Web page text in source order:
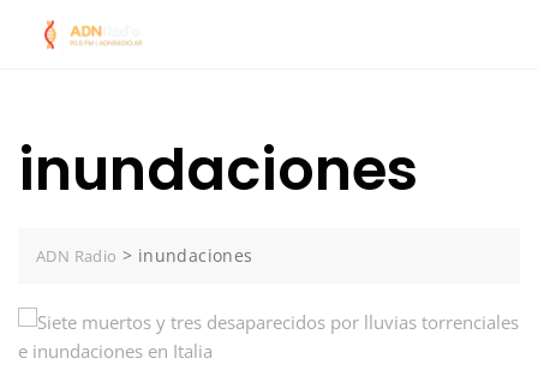
inundaciones
ADN Radio > inundaciones